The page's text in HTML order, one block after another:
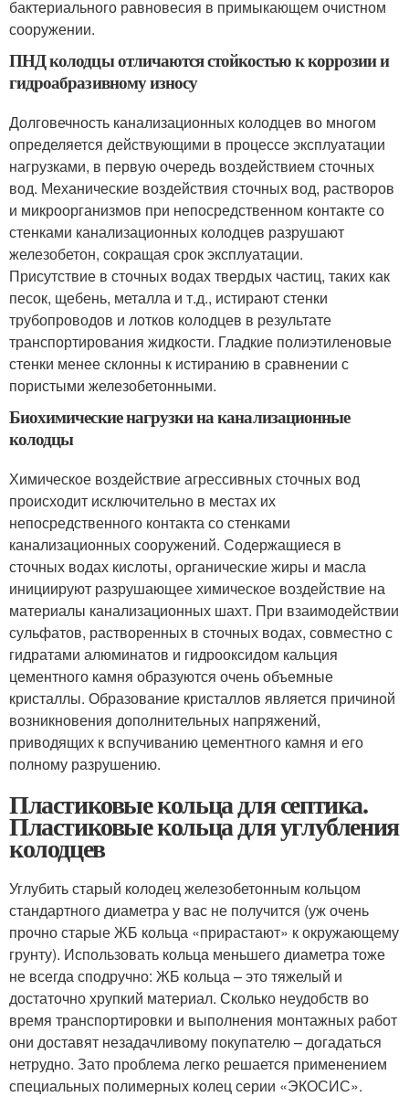
бактериального равновесия в примыкающем очистном
сооружении.
ПНД колодцы отличаются стойкостью к коррозии и
гидроабразивному износу
Долговечность канализационных колодцев во многом
определяется действующими в процессе эксплуатации
нагрузками, в первую очередь воздействием сточных
вод. Механические воздействия сточных вод, растворов
и микроорганизмов при непосредственном контакте со
стенками канализационных колодцев разрушают
железобетон, сокращая срок эксплуатации.
Присутствие в сточных водах твердых частиц, таких как
песок, щебень, металла и т.д., истирают стенки
трубопроводов и лотков колодцев в результате
транспортирования жидкости. Гладкие полиэтиленовые
стенки менее склонны к истиранию в сравнении с
пористыми железобетонными.
Биохимические нагрузки на канализационные
колодцы
Химическое воздействие агрессивных сточных вод
происходит исключительно в местах их
непосредственного контакта со стенками
канализационных сооружений. Содержащиеся в
сточных водах кислоты, органические жиры и масла
инициируют разрушающее химическое воздействие на
материалы канализационных шахт. При взаимодействии
сульфатов, растворенных в сточных водах, совместно с
гидратами алюминатов и гидрооксидом кальция
цементного камня образуются очень объемные
кристаллы. Образование кристаллов является причиной
возникновения дополнительных напряжений,
приводящих к вспучиванию цементного камня и его
полному разрушению.
Пластиковые кольца для септика.
Пластиковые кольца для углубления
колодцев
Углубить старый колодец железобетонным кольцом
стандартного диаметра у вас не получится (уж очень
прочно старые ЖБ кольца «прирастают» к окружающему
грунту). Использовать кольца меньшего диаметра тоже
не всегда сподручно: ЖБ кольца – это тяжелый и
достаточно хрупкий материал. Сколько неудобств во
время транспортировки и выполнения монтажных работ
они доставят незадачливому покупателю – догадаться
нетрудно. Зато проблема легко решается применением
специальных полимерных колец серии «ЭКОСИС».